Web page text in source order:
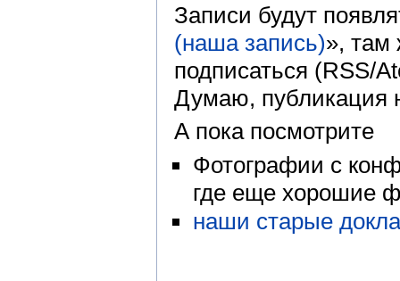
Записи будут
(наша запись)», там
подписаться (RSS/
Думаю, публикация
А пока посмотрите
Фотографии с
где еще хорошие
наши старые